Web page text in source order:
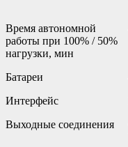
Время автономной
работы при 100% / 50%
нагрузки, мин
Батареи
Интерфейс
Выходные соединения